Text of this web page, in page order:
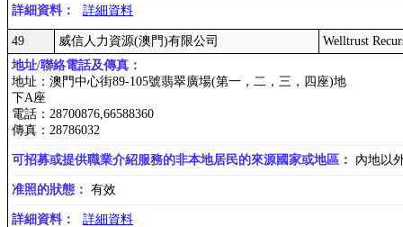
詳細資料： 詳細資料
49 威信人力資源(澳門)有限公司
Welltrust
地址/聯絡電話及傳真：
地址：澳門中心街89-105號翡翠廣場(第一，二，三，四座)地
下A座
電話：28700876,66588360
傳真：28786032
可招募或提供職業介紹服務的非本地居民的來源國家或地區： 內地以
准照的狀態： 有效
詳細資料： 詳細資料